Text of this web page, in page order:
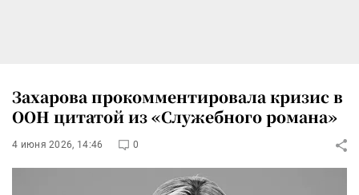
Захарова прокомментировала кризис в
ООН цитатой из «Служебного романа»
4 июня 2026, 14:46 0